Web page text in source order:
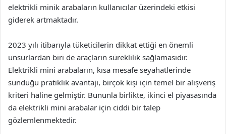
elektrikli minik arabaların kullanıcılar üzerindeki etkisi
giderek artmaktadır.
2023 yılı itibarıyla tüketicilerin dikkat ettiği en önemli
unsurlardan biri de araçların süreklilik sağlamasıdır.
Elektrikli mini arabaların, kısa mesafe seyahatlerinde
sunduğu pratiklik avantajı, birçok kişi için temel bir alışveriş
kriteri haline gelmiştir. Bununla birlikte, ikinci el piyasasında
da elektrikli mini arabalar için ciddi bir talep
gözlemlenmektedir.